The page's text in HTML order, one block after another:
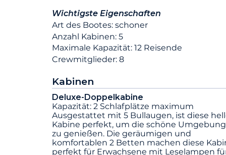
Wichtigste Eigenschaften
Art des Bootes: schoner
Anzahl Kabinen: 5
Maximale Kapazität: 12 Reisende
Crewmitglieder: 8
Kabinen
Deluxe-Doppelkabine
Kapazität: 2 Schlafplätze maximum
Ausgestattet mit 5 Bullaugen, ist diese
Kabine perfekt, um die schöne Umgebung
zu genießen. Die geräumigen und
komfortablen 2 Betten machen diese
perfekt für Erwachsene mit Leselampen